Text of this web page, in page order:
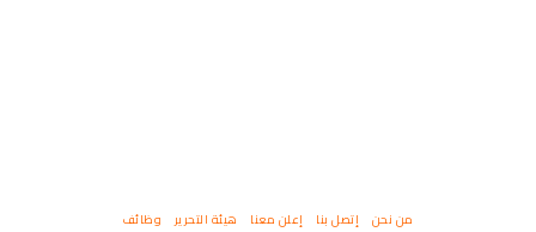
من نحن إتصل بنا إعلن معنا هيئة التحرير وظائف